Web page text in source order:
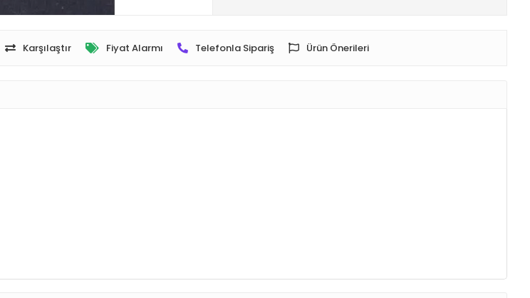
Karşılaştır Fiyat Alarmı Telefonla Sipariş Ürün Önerileri